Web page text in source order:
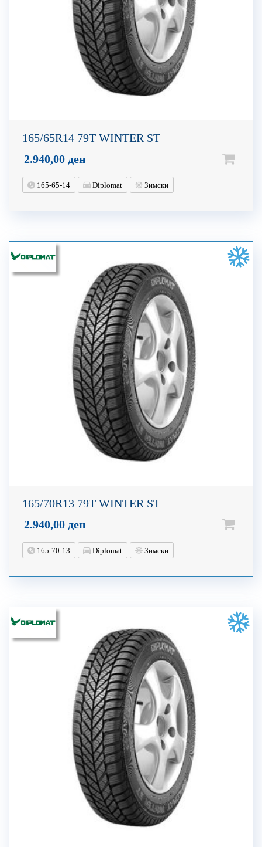
165/65R14 79T WINTER ST
2.940,00 ден
165-65-14 Diplomat Зимски
165/70R13 79T WINTER ST
2.940,00 ден
165-70-13 Diplomat Зимски